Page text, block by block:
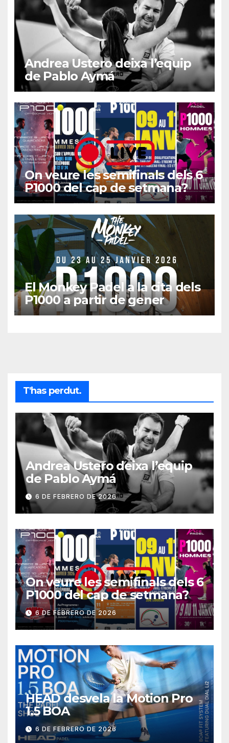
Andrea Ustero deixa l’equip
de Pablo Aymá
On veure les semifinals dels 6
P1000 del cap de setmana?
El Monkey Padel a la cita dels
P1000 a partir de gener
T'has perdut.
Andrea Ustero deixa l’equip
de Pablo Aymá
6 DE FEBRERO DE 2026
On veure les semifinals dels 6
P1000 del cap de setmana?
6 DE FEBRERO DE 2026
HEAD desvela la Motion Pro
1.5 BOA
6 DE FEBRERO DE 2026